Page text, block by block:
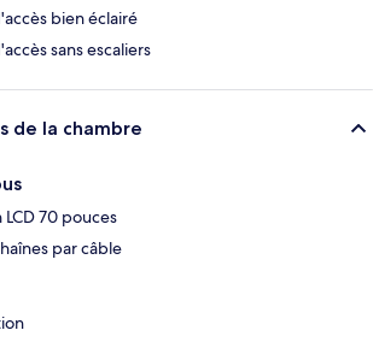
bien éclairé
sans escaliers
de la chambre
LCD 70 pouces
par câble